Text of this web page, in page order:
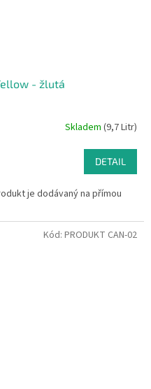
- žlutá
Skladem (9,7 Litr)
DETAIL
je dodávaný na přímou
Kód: PRODUKT CAN-02